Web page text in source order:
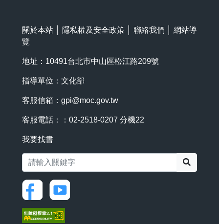
關於本站 隱私權及安全政策 聯絡我們
網站導
覽
地址：10491台北市中山區松江路209號
指導單位：文化部
客服信箱： gpi@moc.gov.tw
客服電話：：02-2518-0207 分機22
我要找書